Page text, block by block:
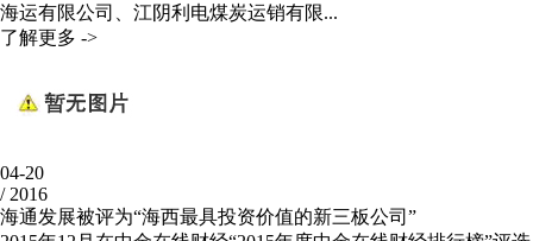
海运有限公司、江阴利电煤炭运销有限...
了解更多 ->
04-20
/ 2016
海通发展被评为“海西最具投资价值的新三板公司”